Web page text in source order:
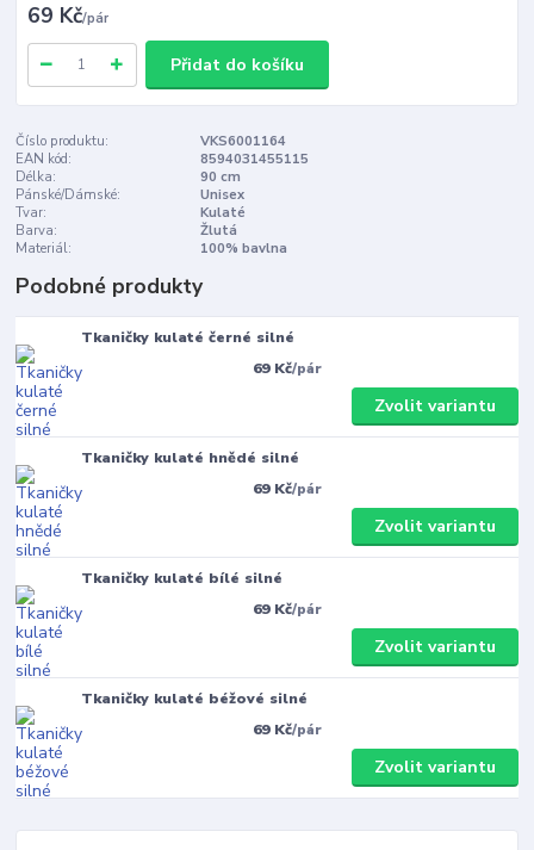
69 Kč/pár
Přidat do košíku
Číslo produktu:
VKS6001164
EAN kód:
8594031455115
Délka:
90 cm
Pánské/Dámské:
Unisex
Tvar:
Kulaté
Barva:
Žlutá
Materiál:
100% bavlna
Podobné produkty
Tkaničky kulaté černé silné
69 Kč/pár
Zvolit variantu
Tkaničky kulaté hnědé silné
69 Kč/pár
Zvolit variantu
Tkaničky kulaté bílé silné
69 Kč/pár
Zvolit variantu
Tkaničky kulaté béžové silné
69 Kč/pár
Zvolit variantu